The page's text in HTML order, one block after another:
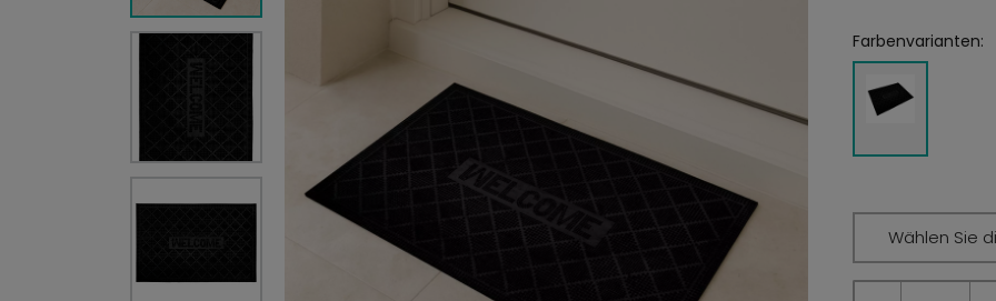
Farbenvarianten:
Wählen Sie